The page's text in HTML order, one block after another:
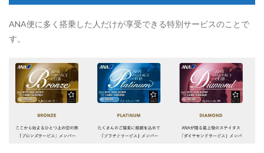
ア
メ
サ
ー
ビ
ス
？
ANA便に多く搭乗した人だけが享受できる特別サービスのことで
す。